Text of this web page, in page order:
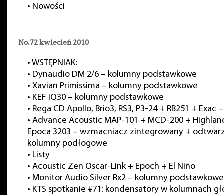
• Nowości
No.72 kwiecień 2010
• WSTĘPNIAK:
• Dynaudio DM 2/6 – kolumny podstawkowe
• Xavian Primissima – kolumny podstawkowe
• KEF iQ30 – kolumny podstawkowe
• Rega CD Apollo, Brio3, RS3, P3-24 + RB251 + Exac
• Advance Acoustic MAP-101 + MCD-200 +
Epoca 3203 – wzmacniacz zintegrowany +
kolumny podłogowe
• Listy
• Acoustic Zen Oscar-Link + Epoch + El Niño
• Monitor Audio Silver Rx2 – kolumny podstawkowe
• KTS spotkanie #71: kondensatory w kolumnach